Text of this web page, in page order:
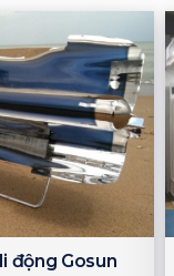
động Gosun